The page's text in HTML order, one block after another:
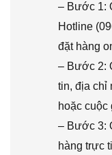
– Bước 1:
Hotline
đặt hàng
– Bước 2:
tin, địa chỉ
hoặc cuộc
– Bước 3:
hàng trực